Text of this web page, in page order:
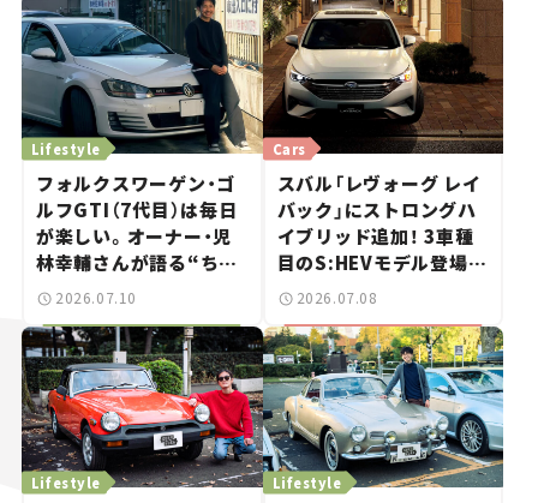
Lifestyle
フォルクスワーゲン・ゴ
ルフGTI（7代目）は毎日
が楽しい。オーナー・児
林幸輔さんが語る“ちょ
うどいいスポーツカ
2026.07.10
Cars
スバル「レヴォーグ レイ
バック」にストロングハ
イブリッド追加！ 3車種
目のS:HEVモデル登場、
燃費は19.0km/L【新車
2026.07.08
Lifestyle Lifestyle